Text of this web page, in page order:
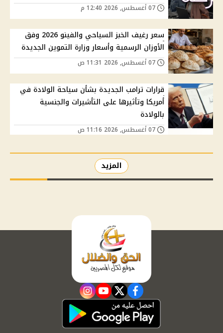
سعر رغيف الخبز السياحي والفينو 2026 وفق
الأوزان الرسمية وأسعار وزارة التموين الجديدة
قرارات ترامب الجديدة بشأن سياحة الولادة في
أمريكا وتأثيرها على التأشيرات والجنسية
بالولادة
المزيد
facebook
twitter
youtube
instagram